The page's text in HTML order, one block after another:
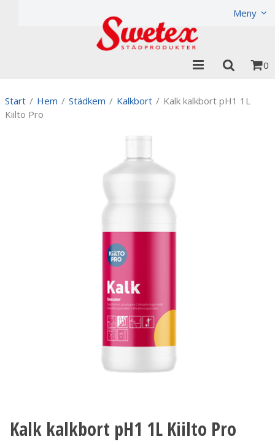
Meny
0
Start / Hem / Städkem / Kalkbort / Kalk kalkbort pH1 1L
Kiilto Pro
Kalk kalkbort pH1 1L Kiilto Pro